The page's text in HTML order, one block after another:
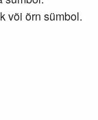
või õrn sümbol.